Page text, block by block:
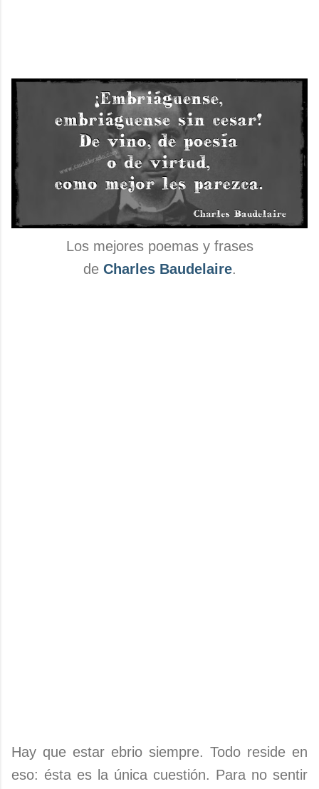
Los mejores poemas y frases
de Charles Baudelaire.
Hay que estar ebrio siempre. Todo reside en
eso: ésta es la única cuestión. Para no sentir